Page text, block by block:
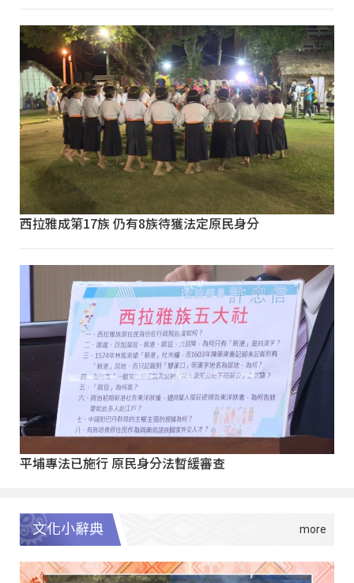
西拉雅成第17族 仍有8族待獲法定原民身分
平埔專法已施行 原民身分法暫緩審查
文化小辭典